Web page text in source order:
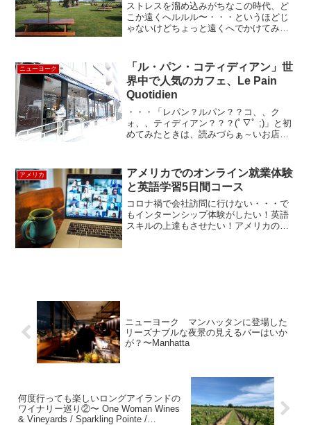
ストレスを溜め込みがちなこの時代、ど
こか遠くへルルル〜・・・というほどじ
ゃないけどちょっと遠くへでかけてみた
っていたところへ「旬の果物狩りとワイ
ナリーを訪ねて」というツ...
ニューヨーク
「ル・パン・コティディアン」世
界中で人気のカフェ、Le Pain
Quotidien
・・・「レパン？ルパン？？コ、、ク
ォ、、ティディアン？？？(ﾟ∇ﾟ ;)」と初
めてみたときは、読みづらぁ～いお店の
やっと覚えました(*´∇｀...
アメリカ
アメリカでのオンライン就業体験
と英語学習5日間コース
コロナ禍で会社訪問に行けない・・・で
もインターンシップ体験がしたい！英語
スキルの上達もさせたい！アメリカの学
ニューヨーク マンハッタンに登場した
リーズナブルな夜景の見えるバーはいか
が？〜Manhatta
何度行っても楽しいロングアイランドの
ワイナリー巡り②〜 One Woman Wines
& Vineyards / Sparkling Pointe /